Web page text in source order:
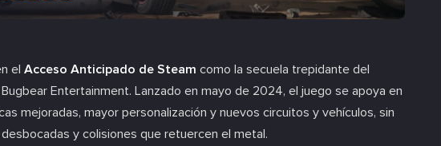
el Acceso Anticipado de Steam como la secuela trepidante del
Entertainment. Lanzado en mayo de 2024, el juego se apoya en
mejoradas, mayor personalización y nuevos circuitos y vehículos, sin
y colisiones que retuercen el metal.